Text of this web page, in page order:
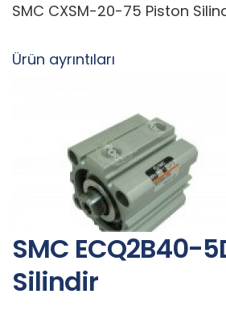
SMC CXSM-20-75 Piston
Ürün ayrıntıları
SMC ECQ2B40-
Silindir